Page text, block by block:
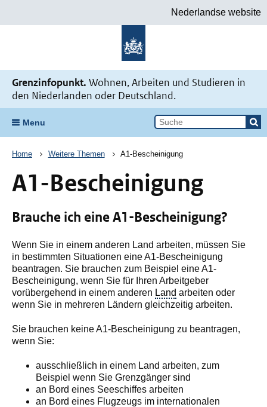
Nederlandse website
Grenzinfopunkt. Wohnen, Arbeiten und Studieren in
den Niederlanden oder Deutschland.
Menu
Breadcrum
Home Weitere Themen A1-Bescheinigung
A1-Bescheinigung
Brauche ich eine A1-Bescheinigung?
Wenn Sie in einem anderen Land arbeiten, müssen Sie
in bestimmten Situationen eine A1-Bescheinigung
beantragen. Sie brauchen zum Beispiel eine A1-
Bescheinigung, wenn Sie für Ihren Arbeitgeber
vorübergehend in einem anderen Land arbeiten oder
wenn Sie in mehreren Ländern gleichzeitig arbeiten.
Sie brauchen keine A1-Bescheinigung zu beantragen,
wenn Sie:
ausschließlich in einem Land arbeiten, zum
Beispiel wenn Sie Grenzgänger sind
an Bord eines Seeschiffes arbeiten
an Bord eines Flugzeugs im internationalen